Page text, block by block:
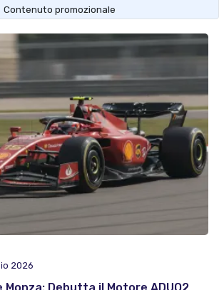
Contenuto promozionale
2026
Monza: Debutta il Motore ADUO2